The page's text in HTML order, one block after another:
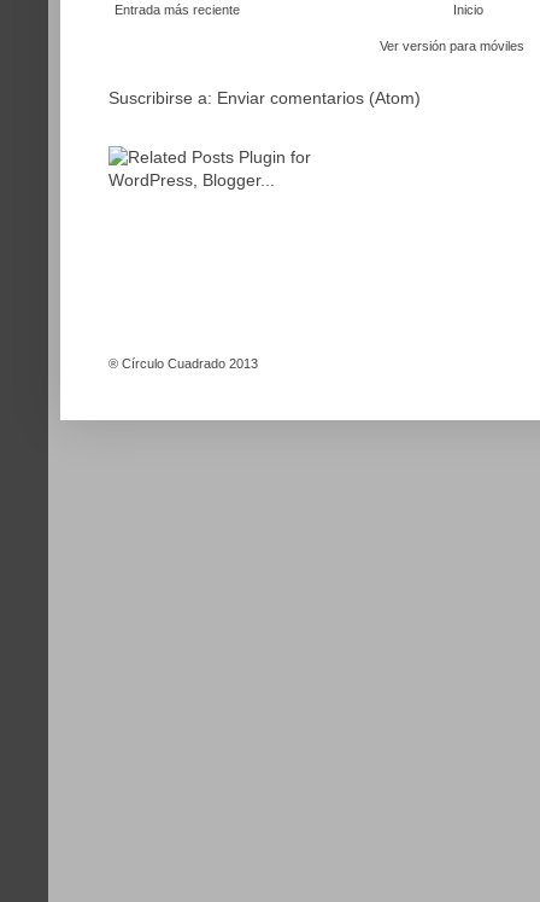
Entrada más reciente Inicio
Ver versión para móviles
Suscribirse a: Enviar comentarios (Atom)
® Círculo Cuadrado 2013